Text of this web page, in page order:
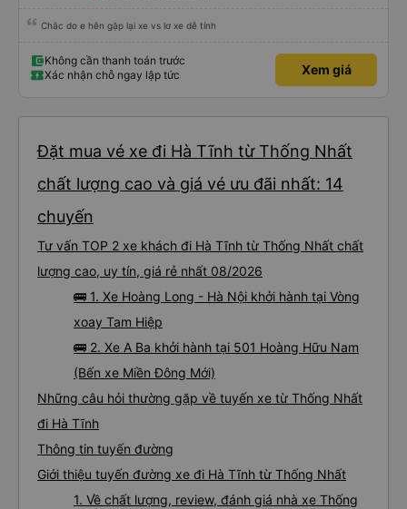
Chắc do e hên gặp lại xe vs lơ xe dễ tính
Không cần thanh toán trước
Xác nhận chỗ ngay lập tức
Xem giá
Đặt mua vé xe đi Hà Tĩnh từ Thống Nhất
chất lượng cao và giá vé ưu đãi nhất: 14
chuyến
Tư vấn TOP 2 xe khách đi Hà Tĩnh từ Thống Nhất chất
lượng cao, uy tín, giá rẻ nhất 08/2026
🚌 1. Xe Hoàng Long - Hà Nội khởi hành tại Vòng
xoay Tam Hiệp
🚌 2. Xe A Ba khởi hành tại 501 Hoàng Hữu Nam
(Bến xe Miền Đông Mới)
Những câu hỏi thường gặp về tuyến xe từ Thống Nhất
đi Hà Tĩnh
Thông tin tuyến đường
Giới thiệu tuyến đường xe đi Hà Tĩnh từ Thống Nhất
1. Về chất lượng, review, đánh giá nhà xe Thống